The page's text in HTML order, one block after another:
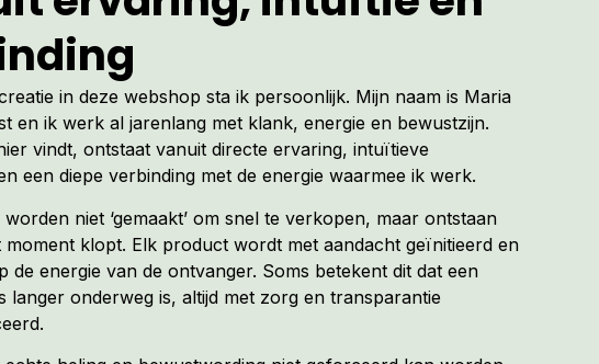
in deze webshop sta ik persoonlijk. Mijn naam is Maria
en ik werk al jarenlang met klank, energie en bewustzijn.
vindt, ontstaat vanuit directe ervaring, intuïtieve
een diepe verbinding met de energie waarmee ik werk.
niet ‘gemaakt’ om snel te verkopen, maar ontstaan
klopt. Elk product wordt met aandacht geïnitieerd en
de energie van de ontvanger. Soms betekent dit dat een
langer onderweg is, altijd met zorg en transparantie